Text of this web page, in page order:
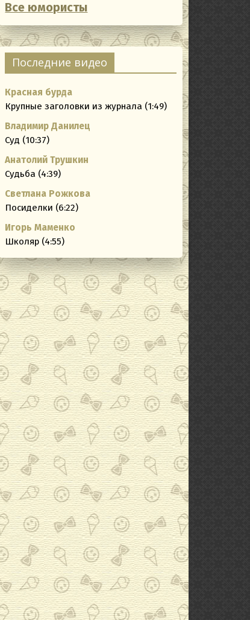
Все юмористы
Последние видео
Красная бурда
Крупные заголовки из журнала (1:49)
Владимир Данилец
Суд (10:37)
Анатолий Трушкин
Судьба (4:39)
Светлана Рожкова
Посиделки (6:22)
Игорь Маменко
Школяр (4:55)